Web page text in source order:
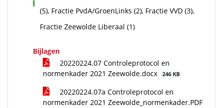
voor(5), Fractie PvdA/GroenLinks (2), Fractie VVD (3),
Fractie Zeewolde Liberaal (1)
Bijlagen
20220224.07 Controleprotocol en
normenkader 2021 Zeewolde.docx
246 KB
20220224.07a Controleprotocol en
normenkader 2021 Zeewolde_normenkader.PDF